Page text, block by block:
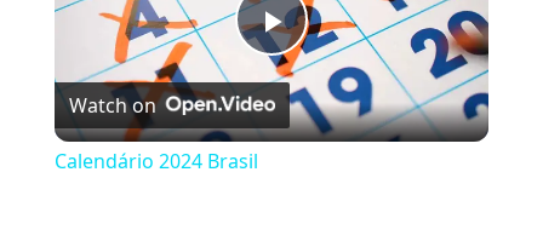
Play Video
Watch on
Calendário 2024 Brasil